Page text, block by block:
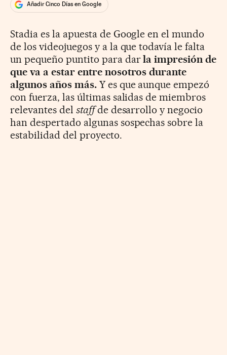
Añadir Cinco Días en Google
Stadia es la apuesta de Google en el mundo
de los videojuegos y a la que todavía le falta
un pequeño puntito para darla impresión de
que va a estar entre nosotros durante
algunos años más.Y es que aunque empezó
con fuerza, las últimas salidas de miembros
relevantes del staffde desarrollo y negocio
han despertado algunas sospechas sobre la
estabilidad del proyecto.